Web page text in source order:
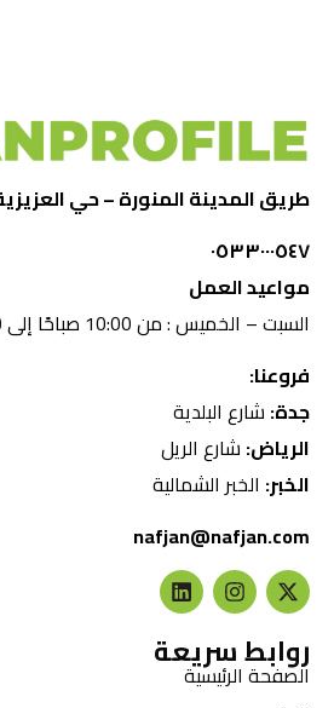
طريق المدينة المنورة – حي
٠٥٣٣٠٠٠٥٤٧
مواعيد العمل
السبت – الخميس : من 10:00 صباحًا إلى 7:00 مساءً
فروعنا:
جدة: شارع البلدية
الرياض: شارع الريل
الخبر: الخبر الشمالية
nafjan@nafjan.com
روابط سريعة
الصفحة الرئيسية